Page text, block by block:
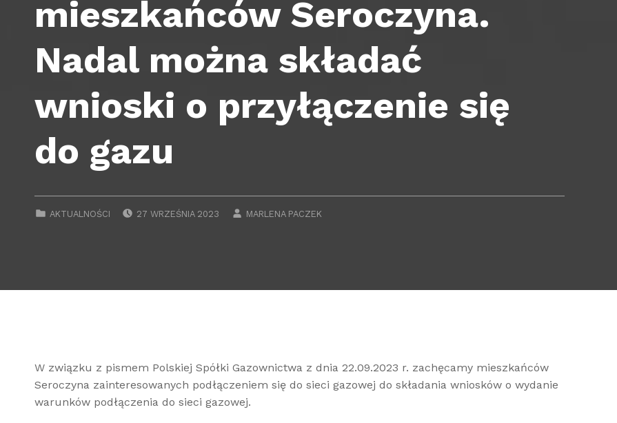
mieszkańców Seroczyna.
Nadal można składać
wnioski o przyłączenie się
do gazu
AKTUALNOŚCI
POSTED ON:
27 WRZEŚNIA 2023 MARLENA PACZEK
W związku z pismem Polskiej Spółki Gazownictwa z dnia 22.09.2023 r. zachęcamy mieszkańców
Seroczyna zainteresowanych podłączeniem się do sieci gazowej do składania wniosków o wydanie
warunków podłączenia do sieci gazowej.